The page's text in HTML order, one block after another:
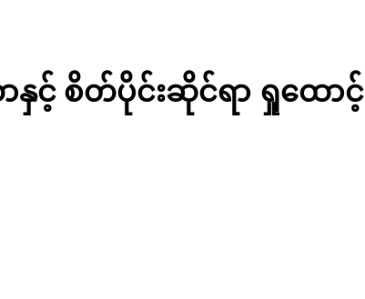
နှင့် စိတ်ပိုင်းဆိုင်ရာ ရှုထောင့်